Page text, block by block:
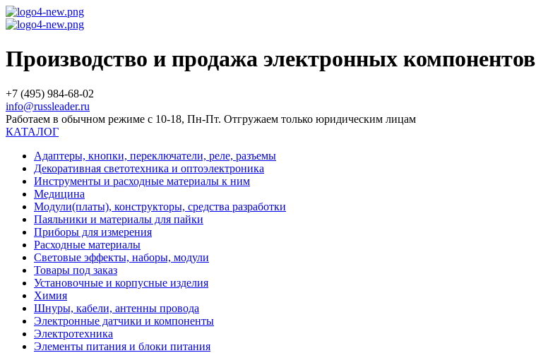
Производство и продажа электронных компонентов
+7 (495) 984-68-02
info@russleader.ru
Работаем в обычном режиме с 10-18, Пн-Пт. Отгружаем только юридическим лицам
КАТАЛОГ
Адаптеры, кнопки, переключатели, реле, разъемы
Декоративная светотехника и оптоэлектроника
Инструменты и расходные материалы к ним
Медицина
Модули(платы), конструкторы, средства разработки
Паяльники и материалы для пайки
Приборы для измерения
Расходные материалы
Световые эффекты, наборы, модули
Товары под заказ
Установочные и корпусные изделия
Химия
Шнуры, кабели, антенны провода
Электронные датчики и компоненты
Электротехника
Элементы питания и блоки питания